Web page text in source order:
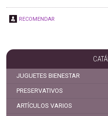
RECOMENDAR
JUGUETES BIENESTAR
PRESERVATIVOS
ARTÍCULOS VARIOS